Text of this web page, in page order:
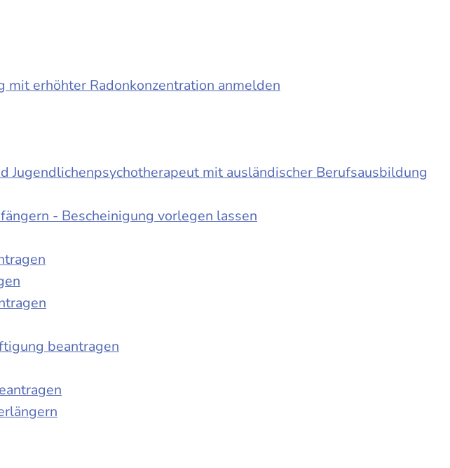
erhöhter Radonkonzentration anmelden
Jugendlichenpsychotherapeut mit ausländischer Berufsausbildung
- Bescheinigung vorlegen lassen
beantragen